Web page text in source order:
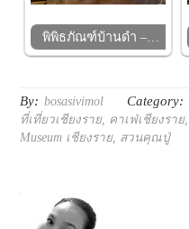
พิพิธภัณฑ์บ้านดำ –…
By: bosasivimol Category:
ที่เที่ยวเชียงราย, คาเฟ่เชียงราย,
Museum เชียงราย, สวนคุณปู่